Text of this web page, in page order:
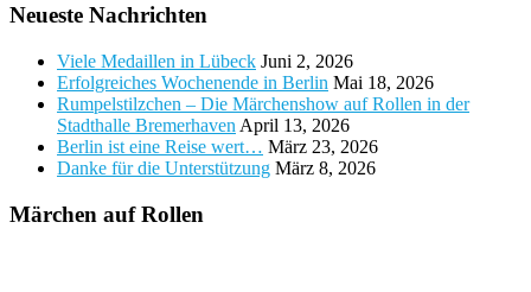
Neueste Nachrichten
Viele Medaillen in Lübeck Juni 2, 2026
Erfolgreiches Wochenende in Berlin Mai 18, 2026
Rumpelstilzchen – Die Märchenshow auf Rollen in der
Stadthalle Bremerhaven April 13, 2026
Berlin ist eine Reise wert… März 23, 2026
Danke für die Unterstützung März 8, 2026
Märchen auf Rollen